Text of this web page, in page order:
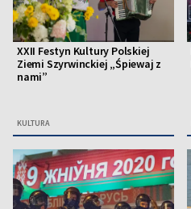
XXII Festyn Kultury Polskiej
Ziemi Szyrwinckiej „Śpiewaj z
nami”
KULTURA